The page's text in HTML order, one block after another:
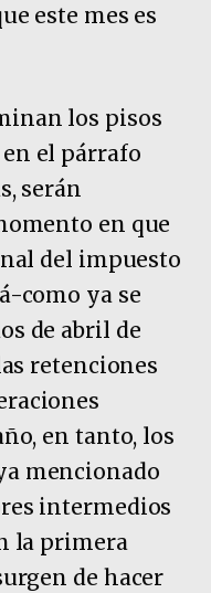
este mes es
los pisos
el párrafo
serán
en que
del impuesto
como ya se
de abril de
retenciones
en tanto, los
mencionado
intermedios
la primera
de hacer